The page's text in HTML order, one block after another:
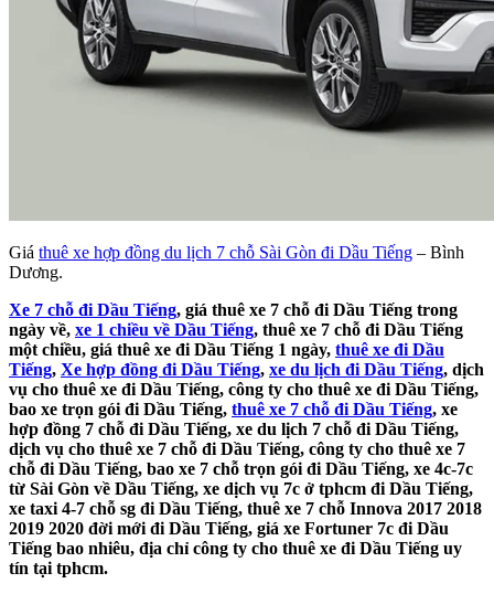
Giá thuê xe hợp đồng du lịch 7 chỗ Sài Gòn đi Dầu Tiếng – Bình
Dương.
Xe 7 chỗ đi Dầu Tiếng, giá thuê xe 7 chỗ đi Dầu Tiếng trong
ngày về, xe 1 chiều về Dầu Tiếng, thuê xe 7 chỗ đi Dầu Tiếng
một chiều, giá thuê xe đi Dầu Tiếng 1 ngày, thuê xe đi Dầu
Tiếng, Xe hợp đồng đi Dầu Tiếng, xe du lịch đi Dầu Tiếng, dịch
vụ cho thuê xe đi Dầu Tiếng, công ty cho thuê xe đi Dầu Tiếng,
bao xe trọn gói đi Dầu Tiếng, thuê xe 7 chỗ đi Dầu Tiếng, xe
hợp đồng 7 chỗ đi Dầu Tiếng, xe du lịch 7 chỗ đi Dầu Tiếng,
dịch vụ cho thuê xe 7 chỗ đi Dầu Tiếng, công ty cho thuê xe 7
chỗ đi Dầu Tiếng, bao xe 7 chỗ trọn gói đi Dầu Tiếng, xe 4c-7c
từ Sài Gòn về Dầu Tiếng, xe dịch vụ 7c ở tphcm đi Dầu Tiếng,
xe taxi 4-7 chỗ sg đi Dầu Tiếng, thuê xe 7 chỗ Innova 2017 2018
2019 2020 đời mới đi Dầu Tiếng, giá xe Fortuner 7c đi Dầu
Tiếng bao nhiêu, địa chỉ công ty cho thuê xe đi Dầu Tiếng uy
tín tại tphcm.